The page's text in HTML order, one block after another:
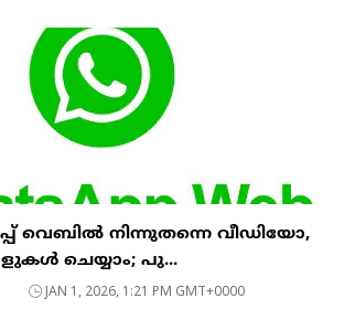
വെബിൽ നിന്നുതന്നെ വീഡിയോ,
ചെയ്യാം; പു...
JAN 1, 2026, 1:21 PM GMT+0000